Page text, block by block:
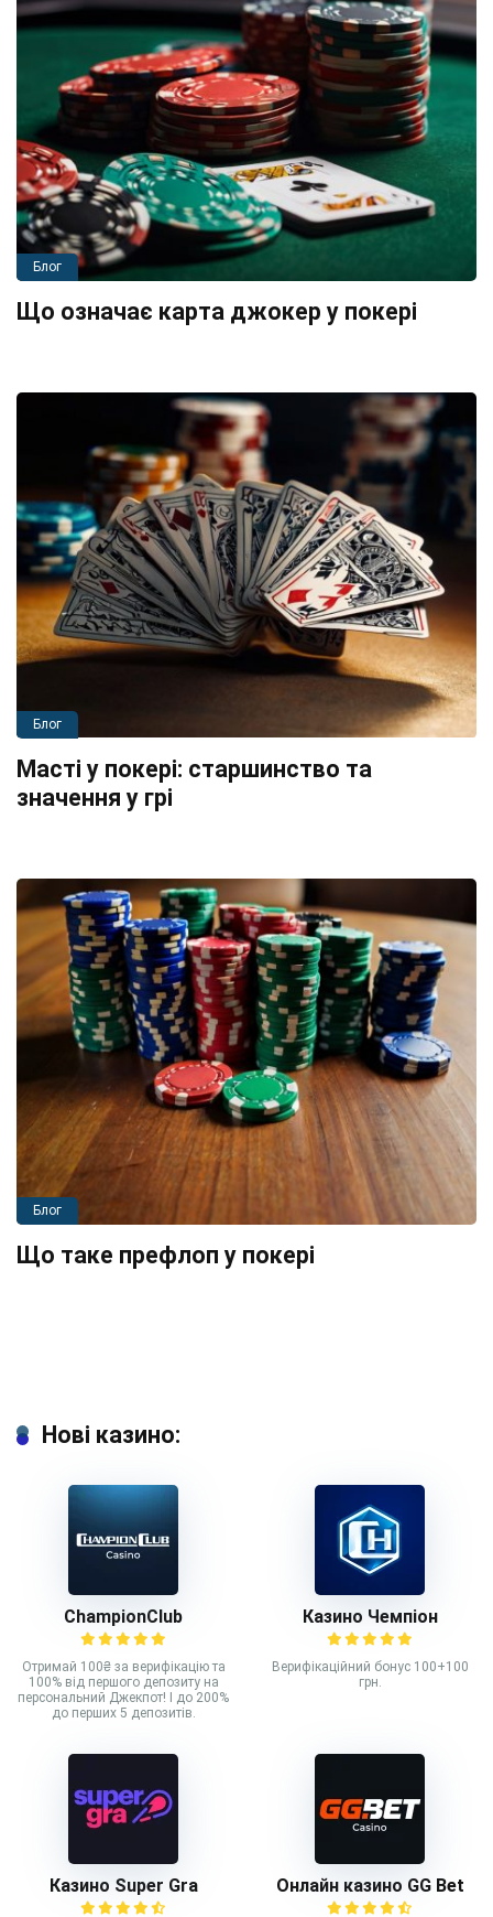
Блог
Що означає карта джокер у покері
Блог
Масті у покері: старшинство та
значення у грі
Блог
Що таке префлоп у покері
Нові казино:
ChampionClub
Отримай 100₴ за верифікацію та
100% від першого депозиту на
персональний Джекпот! І до 200%
до перших 5 депозитів.
Казино Чемпіон
Верифікаційний бонус 100+100
грн.
Казино Super Gra Онлайн казино GG Bet